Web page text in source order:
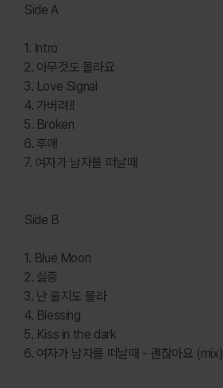
Side A
1. Intro
2. 아무것도 몰라요
3. Love Signal
4. 가버려!!
5. Broken
6. 후애
7. 여자가 남자를 떠날때
Side B
1. Blue Moon
2. 싫증
3. 난 울지도 몰라
4. Blessing
5. Kiss in the dark
6. 여자가 남자를 떠날때 - 괜찮아요 (mix)